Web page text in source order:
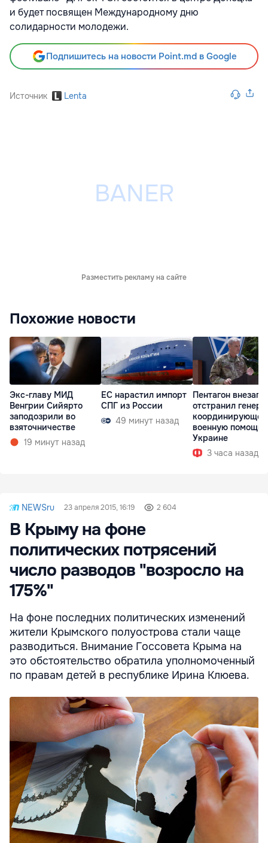
и будет посвящен Международному дню
солидарности молодежи.
Подпишитесь на новости Point.md в Google
Источник Lenta
Разместить рекламу на сайте
Похожие новости
Экс-главу МИД
Венгрии Сийярто
заподозрили во
взяточничестве
19 минут назад
ЕС нарастил импорт
СПГ из России
49 минут назад
Пентагон
отстранил
военную помощь
Украине
3 часа назад
NEWSru 23 апреля 2015, 16:19 2 604
В Крыму на фоне
политических потрясений
число разводов "возросло на
175%"
На фоне последних политических изменений
жители Крымского полуострова стали чаще
разводиться. Внимание Госсовета Крыма на
это обстоятельство обратила уполномоченный
по правам детей в республике Ирина Клюева.